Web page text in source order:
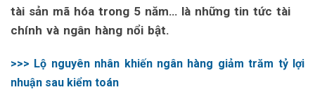
tài sản mã hóa trong 5 năm… là những tin tức tài
chính và ngân hàng nổi bật.
>>> Lộ nguyên nhân khiến ngân hàng giảm trăm tỷ lợi
nhuận sau kiểm toán